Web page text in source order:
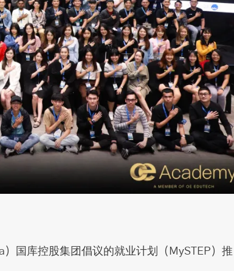
国库控股集团倡议的就业计划（MySTEP）推